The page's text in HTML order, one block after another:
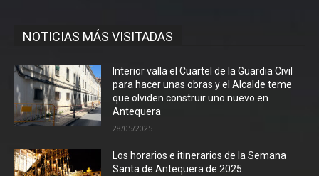
NOTICIAS MÁS VISITADAS
Interior valla el Cuartel de la Guardia Civil
para hacer unas obras y el Alcalde teme
que olviden construir uno nuevo en
Antequera
28/05/2025
Los horarios e itinerarios de la Semana
Santa de Antequera de 2025